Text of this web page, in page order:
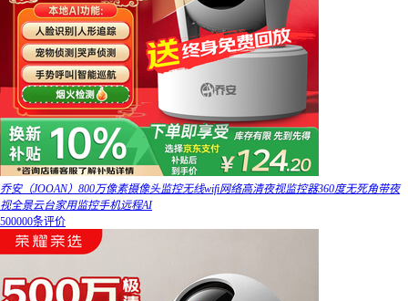
乔安（JOOAN）800万像素摄像头监控无线wifi网络高清夜视监控器360度无死角带夜
视全景云台家用监控手机远程AI
500000条评价